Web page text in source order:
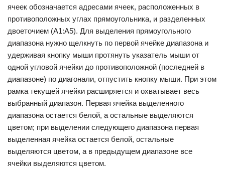
ячеек обозначается адресами ячеек, расположенных в
противоположных углах прямоугольника, и разделенных
двоеточием (A1:A5). Для выделения прямоугольного
диапазона нужно щелкнуть по первой ячейке диапазона и
удерживая кнопку мыши протянуть указатель мыши от
одной угловой ячейки до противоположной (последней в
диапазоне) по диагонали, отпустить кнопку мыши. При этом
рамка текущей ячейки расширяется и охватывает весь
выбранный диапазон. Первая ячейка выделенного
диапазона остается белой, а остальные выделяются
цветом; при выделении следующего диапазона первая
выделенная ячейка остается белой, остальные
выделяются цветом, а в предыдущем диапазоне все
ячейки выделяются цветом.